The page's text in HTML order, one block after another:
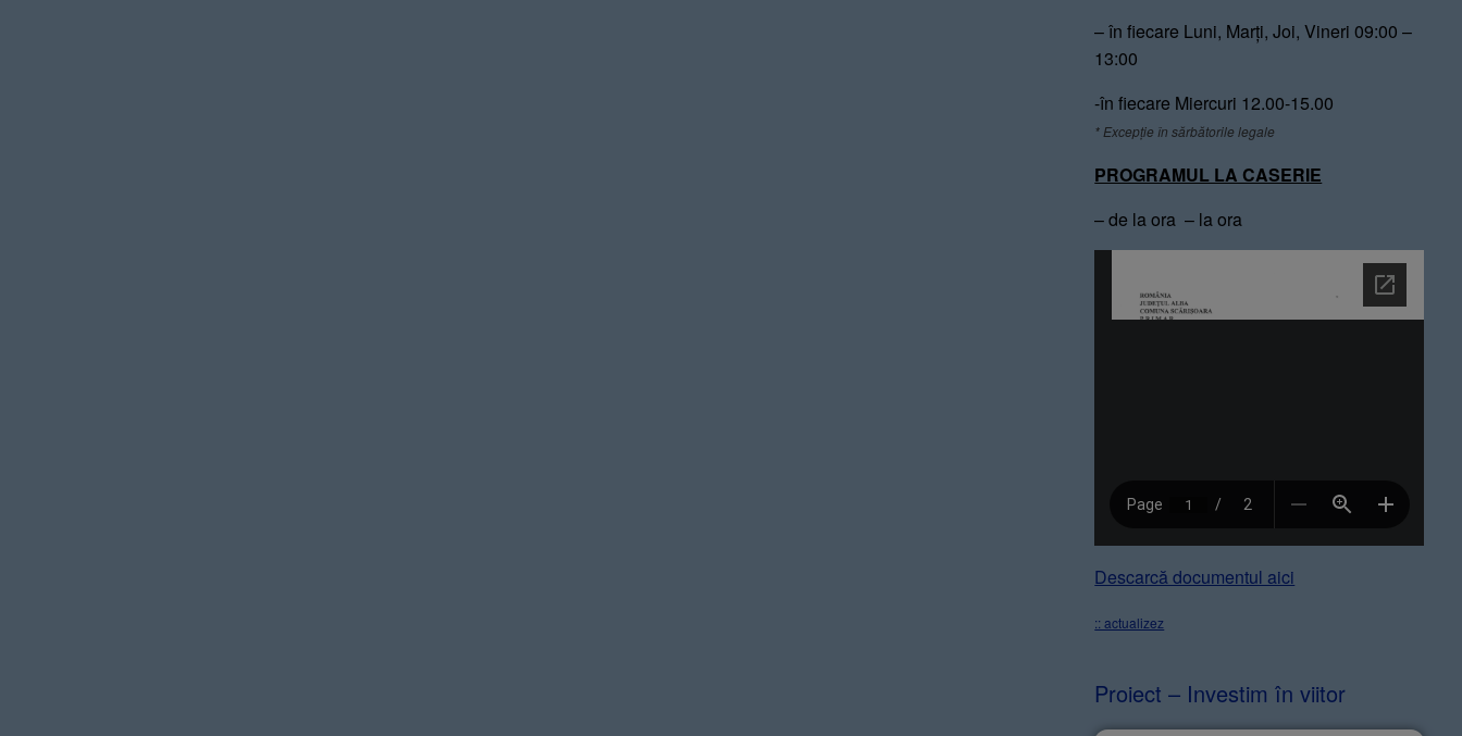
– în fiecare Luni, Marți, Joi, Vineri 09:00 –
13:00
-în fiecare Miercuri 12.00-15.00
* Excepție în sărbătorile legale
PROGRAMUL LA CASERIE
– de la ora – la ora
Descarcă documentul aici
:: actualizez
Proiect – Investim în viitor